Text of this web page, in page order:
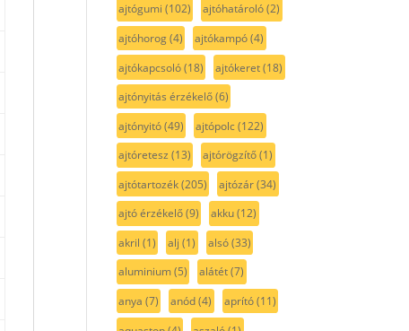
ajtógumi (102) ajtóhatároló(2)
ajtóhorog(4) ajtókampó(4)
ajtókapcsoló(18) ajtókeret(18)
ajtónyitás érzékelő(6)
ajtónyitó(49) ajtópolc(122)
ajtóretesz (13) ajtórögzítő(1)
ajtótartozék(205) ajtózár(34)
ajtó érzékelő(9) akku(12)
akril (1) alj (1) alsó(33)
aluminium(5) alátét(7)
anya (7) anód(4) aprító(11)